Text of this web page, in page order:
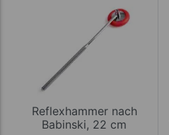
Reflexhammer nach
Babinski, 22 cm